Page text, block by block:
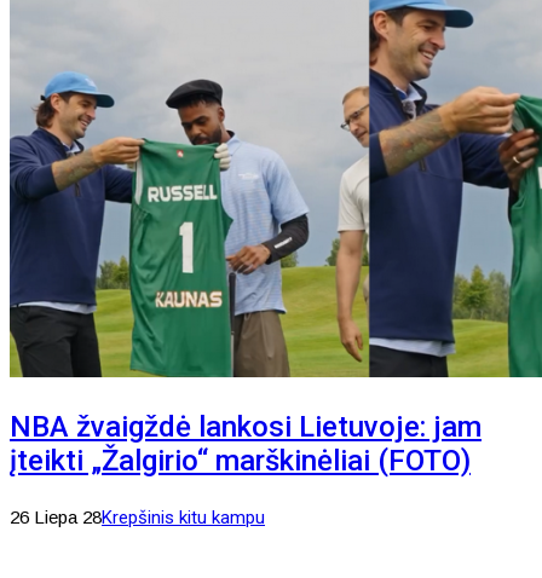
NBA žvaigždė lankosi Lietuvoje: jam
įteikti „Žalgirio“ marškinėliai (FOTO)
26 Liepa 28Krepšinis kitu kampu